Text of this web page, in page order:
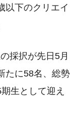
以下のクリエイ
採択が先日5月
たに58名、総勢
生として迎え